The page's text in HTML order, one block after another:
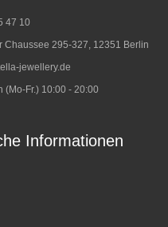
47 10
Chaussee 295-327, 12351 Berlin
jewellery.de
(Mo-Fr.) 10:00 - 20:00
Informationen